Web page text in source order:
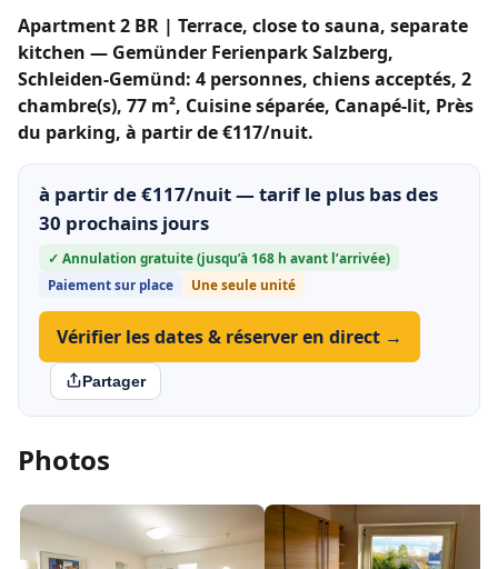
Apartment 2 BR | Terrace, close to sauna, separate
kitchen — Gemünder Ferienpark Salzberg,
Schleiden-Gemünd: 4 personnes, chiens acceptés, 2
chambre(s), 77 m², Cuisine séparée, Canapé-lit, Près
du parking, à partir de €117/nuit.
à partir de €117/nuit — tarif le plus bas des
30 prochains jours
✓ Annulation gratuite (jusqu’à 168 h avant l’arrivée)
Paiement sur place
Une seule unité
Vérifier les dates & réserver en direct →
Partager
Photos